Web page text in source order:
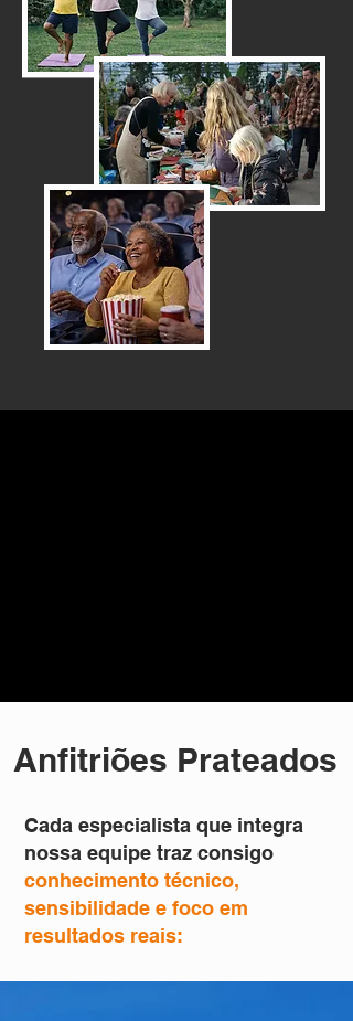
Anfitriões Prateados
Cada especialista que integra
nossa equipe traz consigo
conhecimento técnico,
sensibilidade e foco em
resultados reais: